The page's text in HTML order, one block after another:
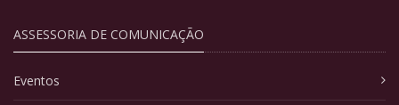
ASSESSORIA DE COMUNICAÇÃO
Eventos